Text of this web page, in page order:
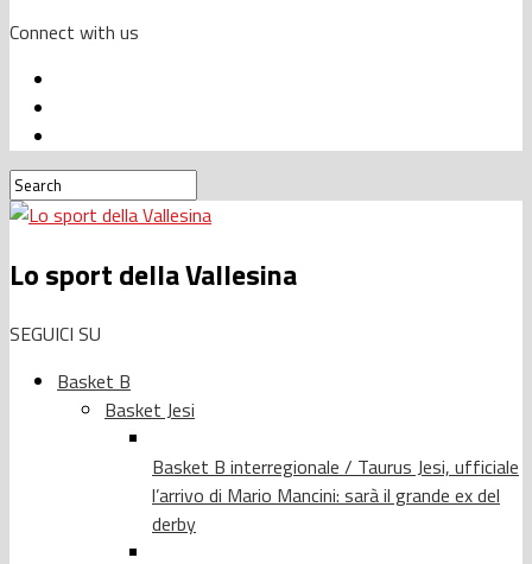
Connect with us
Lo sport della Vallesina
SEGUICI SU
Basket B
Basket Jesi
Basket B interregionale / Taurus Jesi, ufficiale
l’arrivo di Mario Mancini: sarà il grande ex del
derby